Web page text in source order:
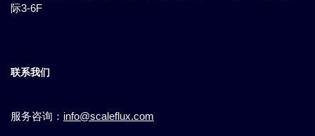
际3-6F
联系我们
服务咨询： info@scaleflux.com